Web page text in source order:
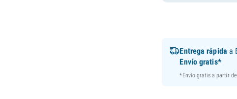
Entrega rápida a
Envío gratis*
*Envío gratis a partir